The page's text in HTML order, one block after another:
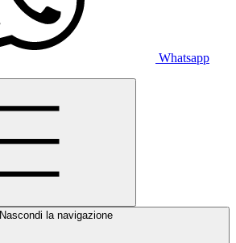
Whatsapp
Nascondi la navigazione